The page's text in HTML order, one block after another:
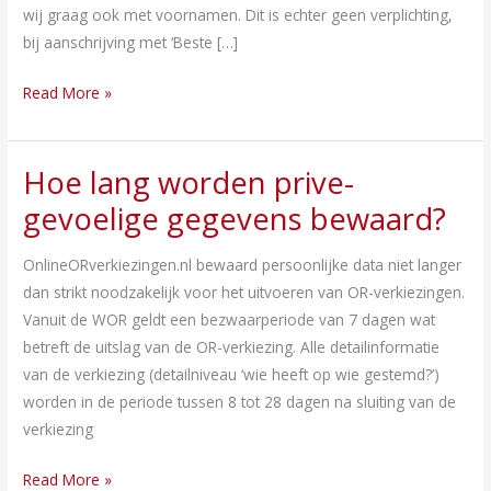
wij graag ook met voornamen. Dit is echter geen verplichting,
bij aanschrijving met ‘Beste […]
Read More »
Hoe lang worden prive-
gevoelige gegevens bewaard?
OnlineORverkiezingen.nl bewaard persoonlijke data niet langer
dan strikt noodzakelijk voor het uitvoeren van OR-verkiezingen.
Vanuit de WOR geldt een bezwaarperiode van 7 dagen wat
betreft de uitslag van de OR-verkiezing. Alle detailinformatie
van de verkiezing (detailniveau ‘wie heeft op wie gestemd?’)
worden in de periode tussen 8 tot 28 dagen na sluiting van de
verkiezing
Hoe
worden
prive-
gevoelige
gegevens
bewaard?
Read More »